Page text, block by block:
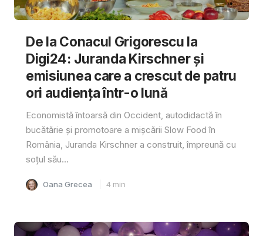
De la Conacul Grigorescu la
Digi24: Juranda Kirschner și
emisiunea care a crescut de patru
ori audiența într-o lună
Economistă întoarsă din Occident, autodidactă în
bucătărie și promotoare a mișcării Slow Food în
România, Juranda Kirschner a construit, împreună cu
soțul său...
Oana Grecea 4 min